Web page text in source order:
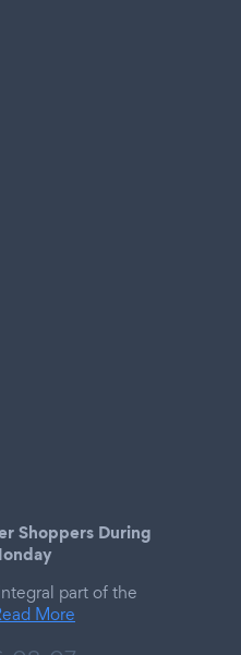
Shoppers During
part of the
More